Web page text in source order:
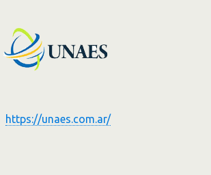
https://unaes.com.ar/